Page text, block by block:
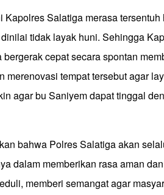
Salatiga merasa tersentuh
tidak layak huni. Sehingga
cepat secara spontan
merenovasi tempat tersebut agar
agar bu Saniyem dapat tinggal
bahwa Polres Salatiga akan
dalam memberikan rasa aman
memberi semangat agar